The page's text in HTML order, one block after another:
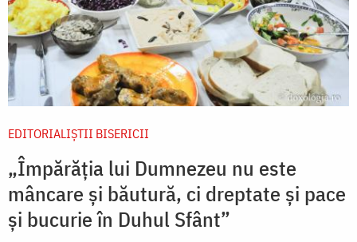
EDITORIALIȘTII BISERICII
„Împărăția lui Dumnezeu nu este
mâncare și băutură, ci dreptate și pace
și bucurie în Duhul Sfânt”